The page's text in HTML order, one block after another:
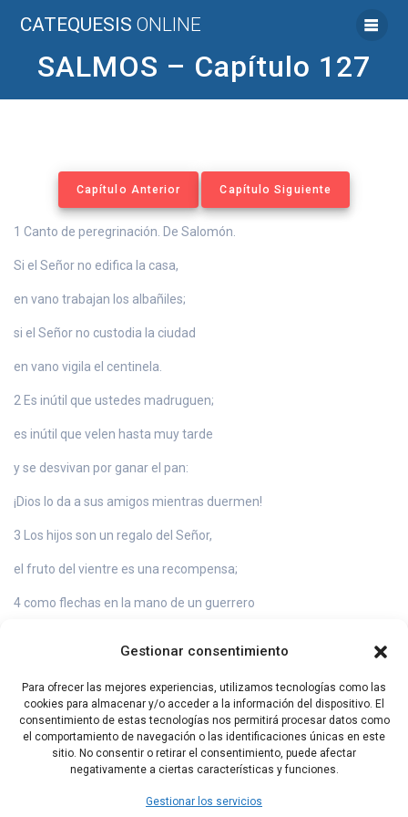
Gestionar consentimiento
Para ofrecer las mejores experiencias, utilizamos tecnologías como las
cookies para almacenar y/o acceder a la información del dispositivo. El
consentimiento de estas tecnologías nos permitirá procesar datos como
el comportamiento de navegación o las identificaciones únicas en este
sitio. No consentir o retirar el consentimiento, puede afectar
negativamente a ciertas características y funciones.
Gestionar los servicios
CATEQUESIS ONLINE
SALMOS – Capítulo 127
Capítulo Anterior Capítulo Siguiente
1 Canto de peregrinación. De Salomón.
Si el Señor no edifica la casa,
en vano trabajan los albañiles;
si el Señor no custodia la ciudad
en vano vigila el centinela.
2 Es inútil que ustedes madruguen;
es inútil que velen hasta muy tarde
y se desvivan por ganar el pan:
¡Dios lo da a sus amigos mientras duermen!
3 Los hijos son un regalo del Señor,
el fruto del vientre es una recompensa;
4 como flechas en la mano de un guerrero
No será humillado al discutir con sus enemigos
en la puerta de la ciudad.
Capítulo Anterior Capítulo Siguiente